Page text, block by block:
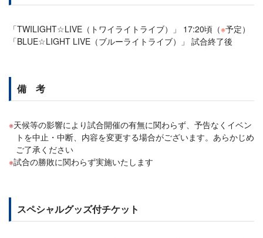
「TWILIGHT☆LIVE（トワイライトライブ）」 17:20頃（※予定）
「BLUE☆LIGHT LIVE（ブルーライトライブ）」 試合終了後
備 考
天候等の影響により試合開催の有無に関わらず、予告なくイベン
トを中止・中断、内容を変更する場合がございます。あらかじめ
ご了承ください
試合の勝敗に関わらず実施いたします
スペシャルグッズ付チケット